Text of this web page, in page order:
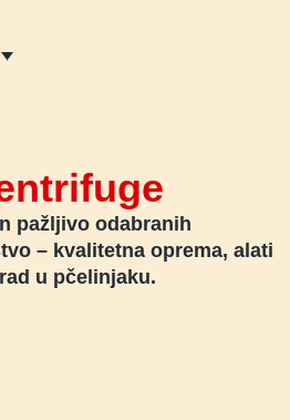
pažljivo odabranih
– kvalitetna oprema, alati
u pčelinjaku.